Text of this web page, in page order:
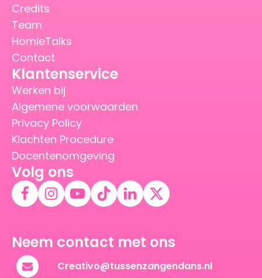
Credits
Team
HomieTalks
Contact
Klantenservice
Werken bij
Algemene voorwaarden
Privacy Policy
Klachten Procedure
Docentenomgeving
Volg ons
Neem contact met ons
Creativo@tussenzangendans.nl